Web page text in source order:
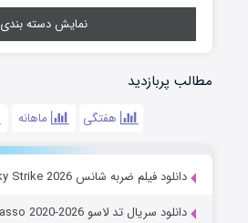
نمایش دسته بندی
مطالب پربازدید
هفتگی ماهانه
دانلود فیلم ضربه شانس Lucky Strike 2026
دانلود سریال تد لاسو Ted Lasso 2020-2026